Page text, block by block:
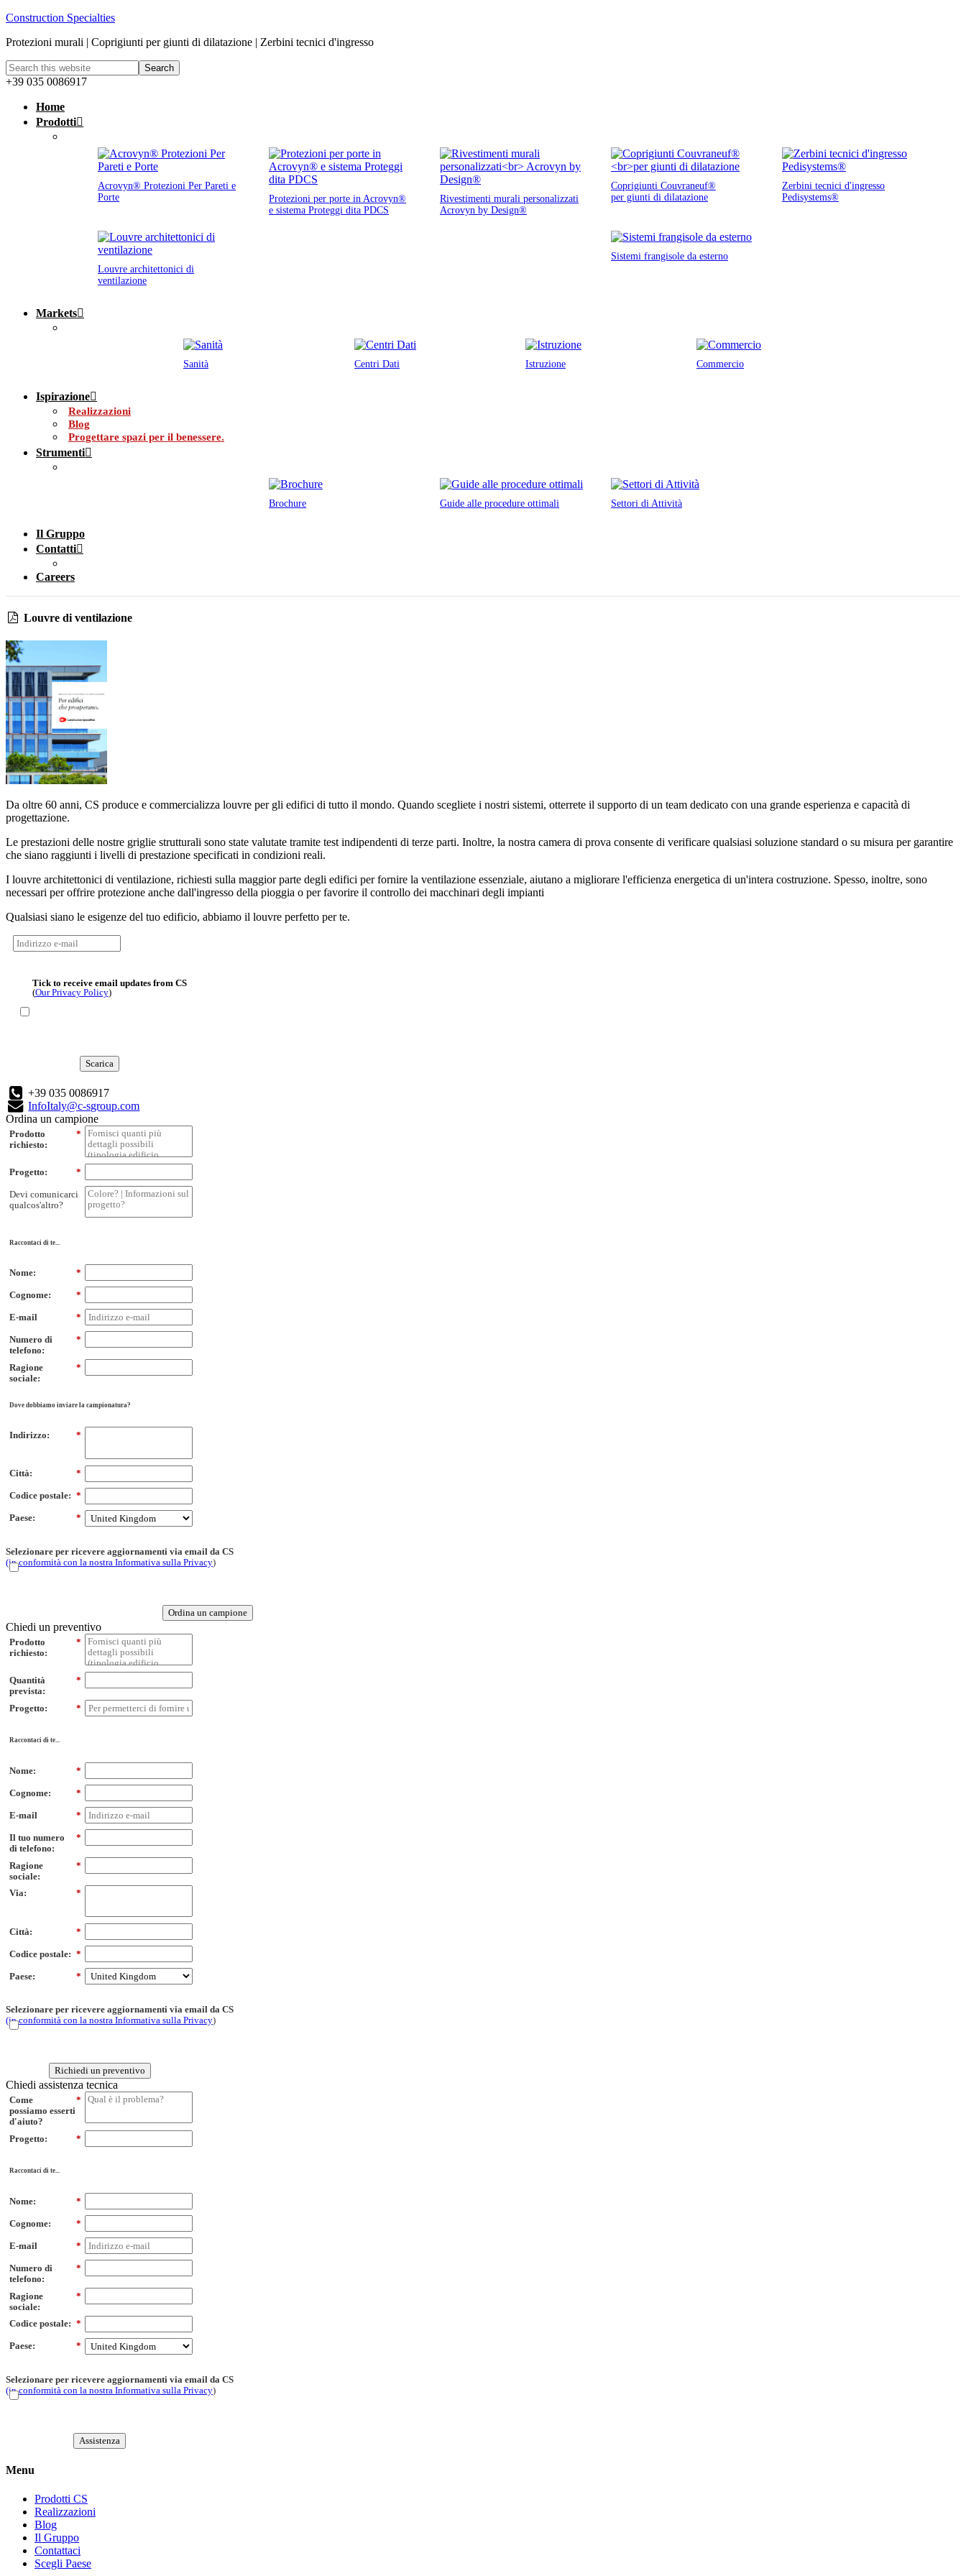
Construction Specialties
Protezioni murali | Coprigiunti per giunti di dilatazione | Zerbini tecnici d'ingresso
+39 035 0086917
Home
Prodotti
Acrovyn® Protezioni Per Pareti e
Porte
Protezioni per porte in Acrovyn®
e sistema Proteggi dita PDCS
Rivestimenti murali personalizzati
Acrovyn by Design®
Coprigiunti Couvraneuf®
per giunti di dilatazione
Zerbini tecnici d'ingresso
Pedisystems®
Louvre architettonici di
ventilazione
Sistemi frangisole da esterno
Markets
Sanità Centri Dati Istruzione Commercio
Ispirazione
Realizzazioni
Blog
Progettare spazi per il benessere.
Strumenti
Brochure Guide alle procedure ottimali Settori di Attività
Il Gruppo
Contatti
Careers
Louvre di ventilazione
Da oltre 60 anni, CS produce e commercializza louvre per gli edifici di tutto il mondo. Quando scegliete i nostri sistemi, otterrete il supporto di un team dedicato con una grande esperienza e capacità di
progettazione.
Le prestazioni delle nostre griglie strutturali sono state valutate tramite test indipendenti di terze parti. Inoltre, la nostra camera di prova consente di verificare qualsiasi soluzione standard o su misura per garantire
che siano raggiunti i livelli di prestazione specificati in condizioni reali.
I louvre architettonici di ventilazione, richiesti sulla maggior parte degli edifici per fornire la ventilazione essenziale, aiutano a migliorare l'efficienza energetica di un'intera costruzione. Spesso, inoltre, sono
necessari per offrire protezione anche dall'ingresso della pioggia o per favorire il controllo dei macchinari degli impianti
Qualsiasi siano le esigenze del tuo edificio, abbiamo il louvre perfetto per te.
Tick to receive email updates from CS
(Our Privacy Policy)
Scarica
+39 035 0086917
InfoItaly@c-sgroup.com
Ordina un campione
*
Prodotto
richiesto:
*
Progetto:
Devi comunicarci
qualcos'altro?
Raccontaci di te...
*
Nome:
*
Cognome:
*
E-mail
*
Numero di
telefono:
*
Ragione
sociale:
Dove dobbiamo inviare la campionatura?
*
Indirizzo:
*
Città:
*
Codice postale:
*
Paese:
Selezionare per ricevere aggiornamenti via email da CS
(in conformità con la nostra Informativa sulla Privacy)
Ordina un campione
Chiedi un preventivo
*
Prodotto
richiesto:
*
Quantità
prevista:
*
Progetto:
Raccontaci di te...
*
Nome:
*
Cognome:
*
E-mail
*
Il tuo numero
di telefono:
*
Ragione
sociale:
*
Via:
*
Città:
*
Codice postale:
*
Paese:
Selezionare per ricevere aggiornamenti via email da CS
(in conformità con la nostra Informativa sulla Privacy)
Richiedi un preventivo
Chiedi assistenza tecnica
*
Come
possiamo esserti
d'aiuto?
*
Progetto:
Raccontaci di te...
*
Nome:
*
Cognome:
*
E-mail
*
Numero di
telefono:
*
Ragione
sociale:
*
Codice postale:
*
Paese:
Selezionare per ricevere aggiornamenti via email da CS
(in conformità con la nostra Informativa sulla Privacy)
Assistenza
Menu
Prodotti CS
Realizzazioni
Blog
Il Gruppo
Contattaci
Scegli Paese